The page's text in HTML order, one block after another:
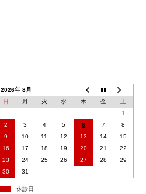
2026年 8月
日
月 火 水 木 金
土
1
2
3 4 5 6 7
8
9
10 11 12 13 14
15
16
17 18 19 20 21
22
23
24 25 26 27 28
29
30
31
休診日